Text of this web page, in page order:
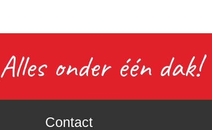
Alles onder één dak!
Contact